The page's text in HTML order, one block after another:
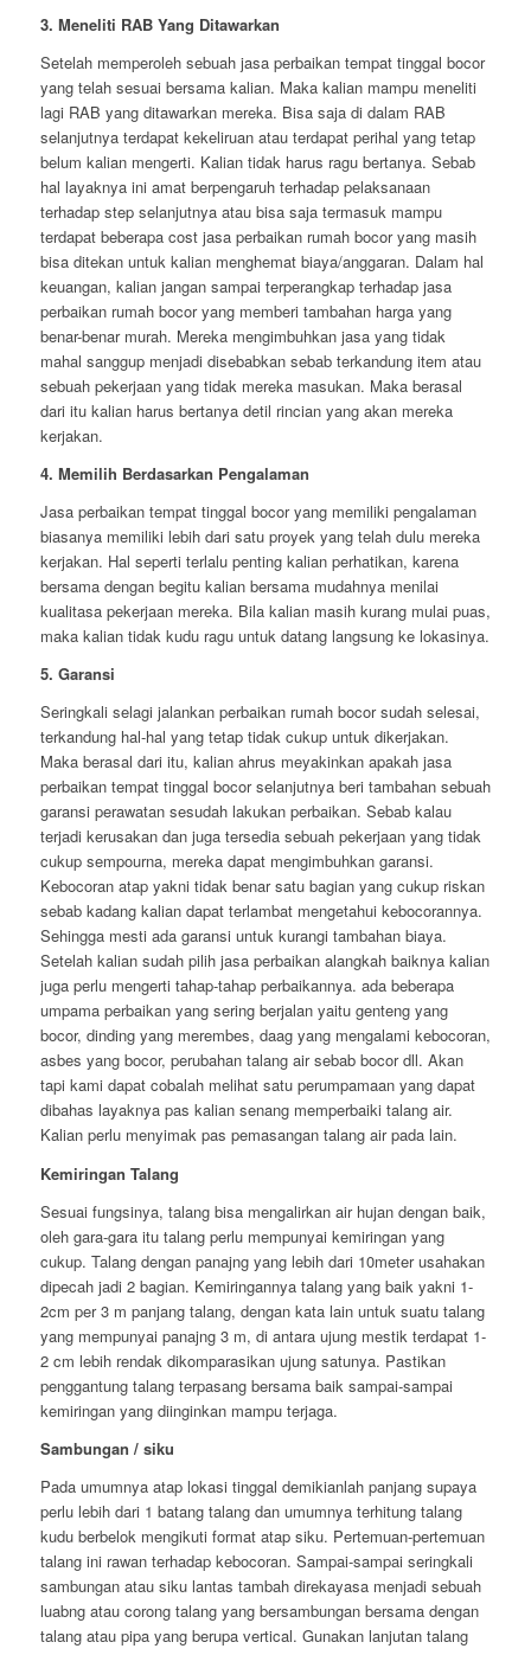
3. Meneliti RAB Yang Ditawarkan
Setelah memperoleh sebuah jasa perbaikan tempat tinggal bocor
yang telah sesuai bersama kalian. Maka kalian mampu meneliti
lagi RAB yang ditawarkan mereka. Bisa saja di dalam RAB
selanjutnya terdapat kekeliruan atau terdapat perihal yang tetap
belum kalian mengerti. Kalian tidak harus ragu bertanya. Sebab
hal layaknya ini amat berpengaruh terhadap pelaksanaan
terhadap step selanjutnya atau bisa saja termasuk mampu
terdapat beberapa cost jasa perbaikan rumah bocor yang masih
bisa ditekan untuk kalian menghemat biaya/anggaran. Dalam hal
keuangan, kalian jangan sampai terperangkap terhadap jasa
perbaikan rumah bocor yang memberi tambahan harga yang
benar-benar murah. Mereka mengimbuhkan jasa yang tidak
mahal sanggup menjadi disebabkan sebab terkandung item atau
sebuah pekerjaan yang tidak mereka masukan. Maka berasal
dari itu kalian harus bertanya detil rincian yang akan mereka
kerjakan.
4. Memilih Berdasarkan Pengalaman
Jasa perbaikan tempat tinggal bocor yang memiliki pengalaman
biasanya memiliki lebih dari satu proyek yang telah dulu mereka
kerjakan. Hal seperti terlalu penting kalian perhatikan, karena
bersama dengan begitu kalian bersama mudahnya menilai
kualitasa pekerjaan mereka. Bila kalian masih kurang mulai puas,
maka kalian tidak kudu ragu untuk datang langsung ke lokasinya.
5. Garansi
Seringkali selagi jalankan perbaikan rumah bocor sudah selesai,
terkandung hal-hal yang tetap tidak cukup untuk dikerjakan.
Maka berasal dari itu, kalian ahrus meyakinkan apakah jasa
perbaikan tempat tinggal bocor selanjutnya beri tambahan sebuah
garansi perawatan sesudah lakukan perbaikan. Sebab kalau
terjadi kerusakan dan juga tersedia sebuah pekerjaan yang tidak
cukup sempourna, mereka dapat mengimbuhkan garansi.
Kebocoran atap yakni tidak benar satu bagian yang cukup riskan
sebab kadang kalian dapat terlambat mengetahui kebocorannya.
Sehingga mesti ada garansi untuk kurangi tambahan biaya.
Setelah kalian sudah pilih jasa perbaikan alangkah baiknya kalian
juga perlu mengerti tahap-tahap perbaikannya. ada beberapa
umpama perbaikan yang sering berjalan yaitu genteng yang
bocor, dinding yang merembes, daag yang mengalami kebocoran,
asbes yang bocor, perubahan talang air sebab bocor dll. Akan
tapi kami dapat cobalah melihat satu perumpamaan yang dapat
dibahas layaknya pas kalian senang memperbaiki talang air.
Kalian perlu menyimak pas pemasangan talang air pada lain.
Kemiringan Talang
Sesuai fungsinya, talang bisa mengalirkan air hujan dengan baik,
oleh gara-gara itu talang perlu mempunyai kemiringan yang
cukup. Talang dengan panajng yang lebih dari 10meter usahakan
dipecah jadi 2 bagian. Kemiringannya talang yang baik yakni 1-
2cm per 3 m panjang talang, dengan kata lain untuk suatu talang
yang mempunyai panajng 3 m, di antara ujung mestik terdapat 1-
2 cm lebih rendak dikomparasikan ujung satunya. Pastikan
penggantung talang terpasang bersama baik sampai-sampai
kemiringan yang diinginkan mampu terjaga.
Sambungan / siku
Pada umumnya atap lokasi tinggal demikianlah panjang supaya
perlu lebih dari 1 batang talang dan umumnya terhitung talang
kudu berbelok mengikuti format atap siku. Pertemuan-pertemuan
talang ini rawan terhadap kebocoran. Sampai-sampai seringkali
sambungan atau siku lantas tambah direkayasa menjadi sebuah
luabng atau corong talang yang bersambungan bersama dengan
talang atau pipa yang berupa vertical. Gunakan lanjutan talang